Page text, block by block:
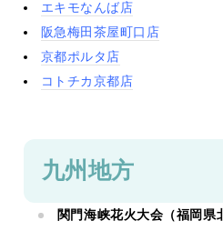
エキモなんば店
阪急梅田茶屋町口店
京都ポルタ店
コトチカ京都店
九州地方
関門海峡花火大会（福岡県